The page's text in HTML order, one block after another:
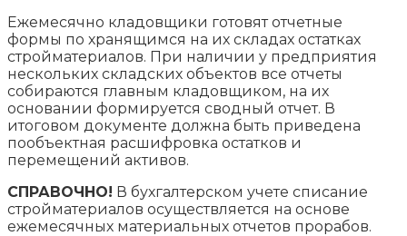
Ежемесячно кладовщики готовят отчетные
формы по хранящимся на их складах остатках
стройматериалов. При наличии у предприятия
нескольких складских объектов все отчеты
собираются главным кладовщиком, на их
основании формируется сводный отчет. В
итоговом документе должна быть приведена
пообъектная расшифровка остатков и
перемещений активов.
СПРАВОЧНО! В бухгалтерском учете списание
стройматериалов осуществляется на основе
ежемесячных материальных отчетов прорабов.